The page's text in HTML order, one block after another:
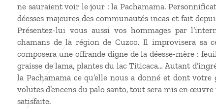
ne sauraient voir le jour : la Pachamama.
déesses majeures des communautés incas et fait
Présentez-lui vous aussi vos hommages par
chamans de la région de Cuzco. Il improvisera sa
composera une offrande digne de la déesse-mère :
graisse de lama, plantes du lac Titicaca… Autant
la Pachamama ce qu’elle nous a donné et dont
volutes d’encens du palo santo, tout sera mis en
satisfaite.